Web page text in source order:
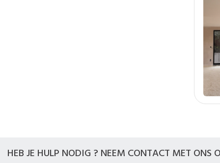
HEB JE HULP NODIG ? NEEM CONTACT MET ONS